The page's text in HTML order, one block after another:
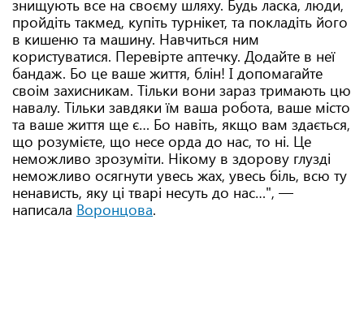
знищують все на своєму шляху. Будь ласка, люди,
пройдіть такмед, купіть турнікет, та покладіть його
в кишеню та машину. Навчиться ним
користуватися. Перевірте аптечку. Додайте в неї
бандаж. Бо це ваше життя, блін! І допомагайте
своім захисникам. Тільки вони зараз тримають цю
навалу. Тільки завдяки їм ваша робота, ваше місто
та ваше життя ще є… Бо навіть, якщо вам здається,
що розумієте, що несе орда до нас, то ні. Це
неможливо зрозуміти. Нікому в здорову глузді
неможливо осягнути увесь жах, увесь біль, всю ту
ненависть, яку ці тварі несуть до нас…", —
написала Воронцова.